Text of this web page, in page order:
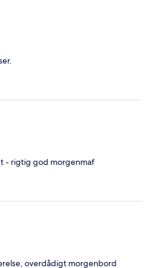
- rigtig god morgenmaf
overdådigt morgenbord